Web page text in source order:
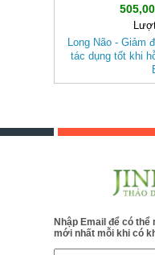
Long Não -
tác dụng tốt khi
Nhập Email để có
mới nhất mỗi khi có